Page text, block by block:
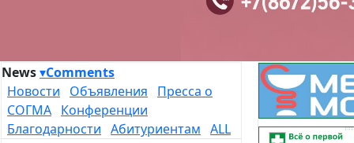
News▾Comments
Новости
Объявления
Пресса о
СОГМА Конференции
Благодарности Абитуриентам ALL